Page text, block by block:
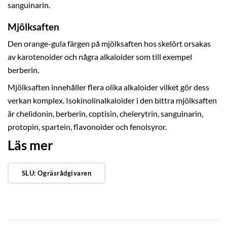
sanguinarin.
Mjölksaften
Den orange-gula färgen på mjölksaften hos skelört orsakas
av karotenoider och några alkaloider som till exempel
berberin.
Mjölksaften innehåller flera olika alkaloider vilket gör dess
verkan komplex. Isokinolinalkaloider i den bittra mjölksaften
är chelidonin, berberin, coptisin, chelerytrin, sanguinarin,
protopin, spartein, flavonoider och fenolsyror.
Läs mer
SLU: Ogräsrådgivaren